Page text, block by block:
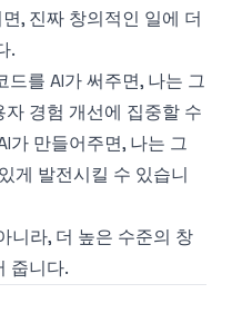
, 진짜 창의적인 일에 더
.
를 AI가 써주면, 나는 그
경험 개선에 집중할 수
가 만들어주면, 나는 그
게 발전시킬 수 있습니
니라, 더 높은 수준의 창
줍니다.